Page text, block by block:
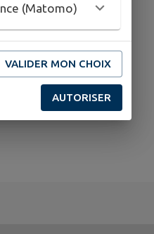
(Matomo)
VALIDER MON CHOIX
AUTORISER